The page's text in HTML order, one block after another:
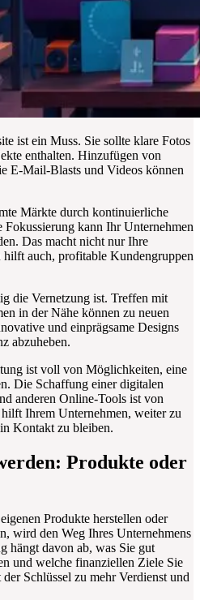
ist ein Muss. Sie sollte klare Fotos
enthalten. Hinzufügen von
E-Mail-Blasts und Videos können
Märkte durch kontinuierliche
kann Ihr Unternehmen
Das macht nicht nur Ihre
auch, profitable Kundengruppen
die Vernetzung ist. Treffen mit
in der Nähe können zu neuen
und einprägsame Designs
abzuheben.
ist voll von Möglichkeiten, eine
Die Schaffung einer digitalen
anderen Online-Tools ist von
Ihrem Unternehmen, weiter zu
Kontakt zu bleiben.
Produkte oder
Produkte herstellen oder
wird den Weg Ihres Unternehmens
hängt davon ab, was Sie gut
und welche finanziellen Ziele Sie
Schlüssel zu mehr Verdienst und